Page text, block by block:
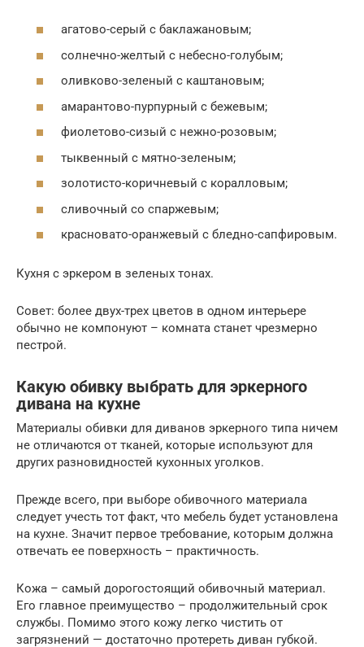
агатово-серый с баклажановым;
солнечно-желтый с небесно-голубым;
оливково-зеленый с каштановым;
амарантово-пурпурный с бежевым;
фиолетово-сизый с нежно-розовым;
тыквенный с мятно-зеленым;
золотисто-коричневый с коралловым;
сливочный со спаржевым;
красновато-оранжевый с бледно-сапфировым.
Кухня с эркером в зеленых тонах.
Совет: более двух-трех цветов в одном интерьере
обычно не компонуют – комната станет чрезмерно
пестрой.
Какую обивку выбрать для эркерного
дивана на кухне
Материалы обивки для диванов эркерного типа ничем
не отличаются от тканей, которые используют для
других разновидностей кухонных уголков.
Прежде всего, при выборе обивочного материала
следует учесть тот факт, что мебель будет установлена
на кухне. Значит первое требование, которым должна
отвечать ее поверхность – практичность.
Кожа – самый дорогостоящий обивочный материал.
Его главное преимущество – продолжительный срок
службы. Помимо этого кожу легко чистить от
загрязнений — достаточно протереть диван губкой.